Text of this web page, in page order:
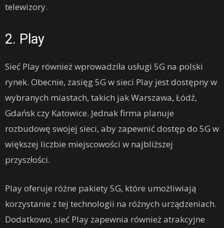
telewizory.
2. Play
Sieć Play również wprowadziła usługi 5G na polski
rynek. Obecnie, zasięg 5G w sieci Play jest dostępny w
wybranych miastach, takich jak Warszawa, Łódź,
Gdańsk czy Katowice. Jednak firma planuje
rozbudowę swojej sieci, aby zapewnić dostęp do 5G w
większej liczbie miejscowości w najbliższej
przyszłości.
Play oferuje różne pakiety 5G, które umożliwiają
korzystanie z tej technologii na różnych urządzeniach.
Dodatkowo, sieć Play zapewnia również atrakcyjne